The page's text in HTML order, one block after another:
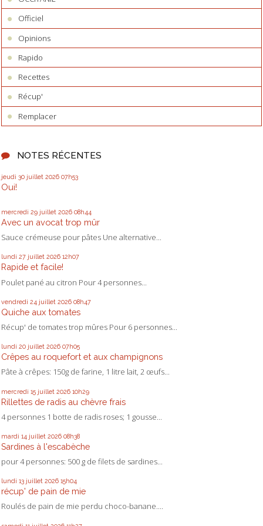
Officiel
Opinions
Rapido
Recettes
Récup'
Remplacer
NOTES RÉCENTES
jeudi 30 juillet 2026 07h53
Oui!
mercredi 29 juillet 2026 08h44
Avec un avocat trop mûr
Sauce crémeuse pour pâtes Une alternative...
lundi 27 juillet 2026 12h07
Rapide et facile!
Poulet pané au citron Pour 4 personnes...
vendredi 24 juillet 2026 08h47
Quiche aux tomates
Récup' de tomates trop mûres Pour 6 personnes...
lundi 20 juillet 2026 07h05
Crêpes au roquefort et aux champignons
Pâte à crêpes: 150g de farine, 1 litre lait, 2 œufs...
mercredi 15 juillet 2026 10h29
Rillettes de radis au chèvre frais
4 personnes 1 botte de radis roses; 1 gousse...
mardi 14 juillet 2026 08h38
Sardines à l'escabèche
pour 4 personnes: 500 g de filets de sardines...
lundi 13 juillet 2026 15h04
récup' de pain de mie
Roulés de pain de mie perdu choco-banane....